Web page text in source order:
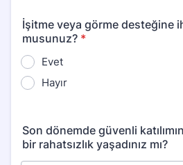
İşitme veya görme desteğine
musunuz? *
Evet
Hayır
Son dönemde güvenli
bir rahatsızlık yaşadınız mı?